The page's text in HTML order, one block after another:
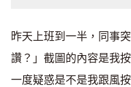
昨天上班到一半，同事
讚？」截圖的內容是我
一度疑惑是不是我跟風